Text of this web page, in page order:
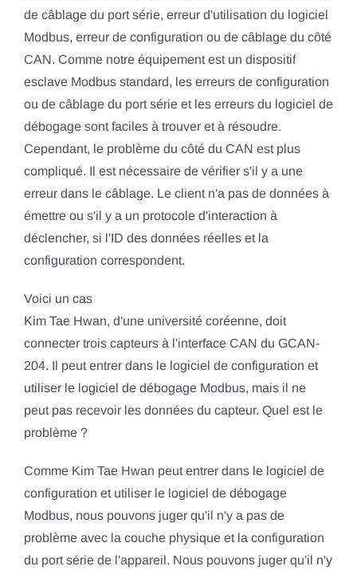
de câblage du port série, erreur d'utilisation du logiciel
Modbus, erreur de configuration ou de câblage du côté
CAN. Comme notre équipement est un dispositif
esclave Modbus standard, les erreurs de configuration
ou de câblage du port série et les erreurs du logiciel de
débogage sont faciles à trouver et à résoudre.
Cependant, le problème du côté du CAN est plus
compliqué. Il est nécessaire de vérifier s'il y a une
erreur dans le câblage. Le client n'a pas de données à
émettre ou s'il y a un protocole d'interaction à
déclencher, si l'ID des données réelles et la
configuration correspondent.
Voici un cas
Kim Tae Hwan, d'une université coréenne, doit
connecter trois capteurs à l'interface CAN du GCAN-
204. Il peut entrer dans le logiciel de configuration et
utiliser le logiciel de débogage Modbus, mais il ne
peut pas recevoir les données du capteur. Quel est le
problème ?
Comme Kim Tae Hwan peut entrer dans le logiciel de
configuration et utiliser le logiciel de débogage
Modbus, nous pouvons juger qu'il n'y a pas de
problème avec la couche physique et la configuration
du port série de l'appareil. Nous pouvons juger qu'il n'y